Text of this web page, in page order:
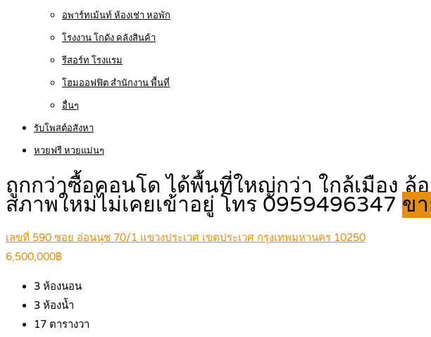
อพาร์ทเม้นท์ ห้องเช่า หอพัก
โรงงาน โกดัง คลังสินค้า
รีสอร์ท โรงแรม
โฮมออฟฟิต สำนักงาน พื้นที่
อื่นๆ
รับโพสต์อสังหา
หวยฟรี หวยแม่นๆ
ถูกกว่าซื้อคอนโด ได้พื้นที่ใหญ่กว่า ใกล้เมือง
สภาพใหม่ไม่เคยเข้าอยู่ โทร 0959496347 ข
เลขที่ 590 ซอย อ่อนนุช 70/1 แขวงประเวศ เขตประเวศ กรุงเทพมหานคร 10250
6,500,000฿
3 ห้องนอน
3 ห้องน้ำ
17 ตารางวา